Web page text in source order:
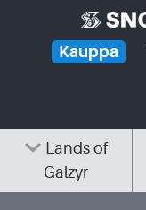
content Kauppa
Lands of
Galzyr